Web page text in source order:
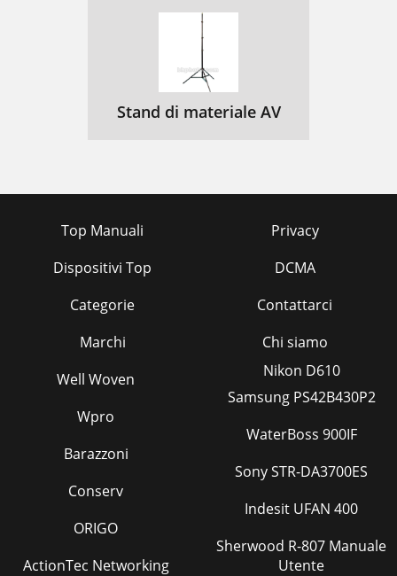
Stand di materiale AV
Top Manuali
Dispositivi Top
Categorie
Marchi
Privacy
DCMA
Contattarci
Chi siamo
Well Woven
Wpro
Barazzoni
Conserv
ORIGO
ActionTec Networking
Nikon D610
Samsung PS42B430P2
WaterBoss 900IF
Sony STR-DA3700ES
Indesit UFAN 400
Sherwood R-807 Manuale
Utente